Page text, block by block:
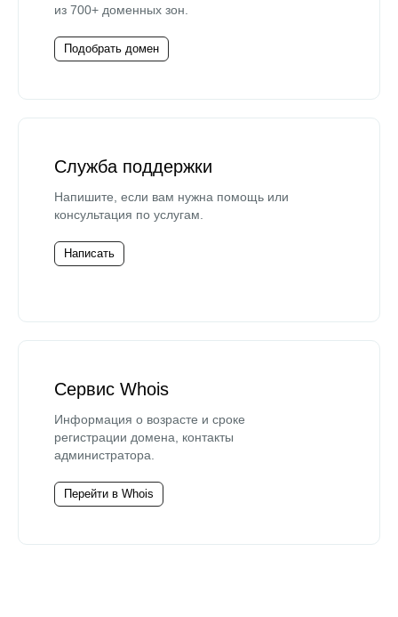
из 700+ доменных зон.
Подобрать домен
Служба поддержки
Напишите, если вам нужна помощь или
консультация по услугам.
Написать
Сервис Whois
Информация о возрасте и сроке
регистрации домена, контакты
администратора.
Перейти в Whois